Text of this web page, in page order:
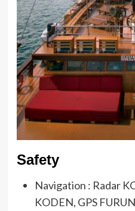
Safety
Navigation : Radar
KODEN, GPS